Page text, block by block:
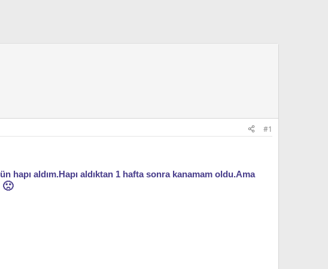
#1
aldım.Hapı aldıktan 1 hafta sonra kanamam oldu.Ama
🙁